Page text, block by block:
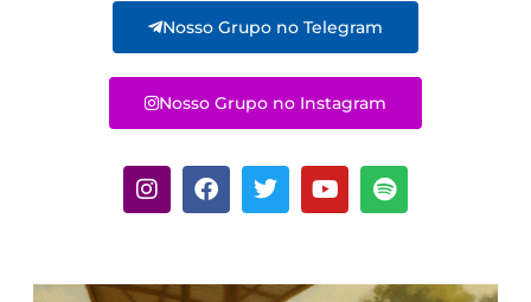
Nosso Grupo no Telegram
Nosso Grupo no Instagram